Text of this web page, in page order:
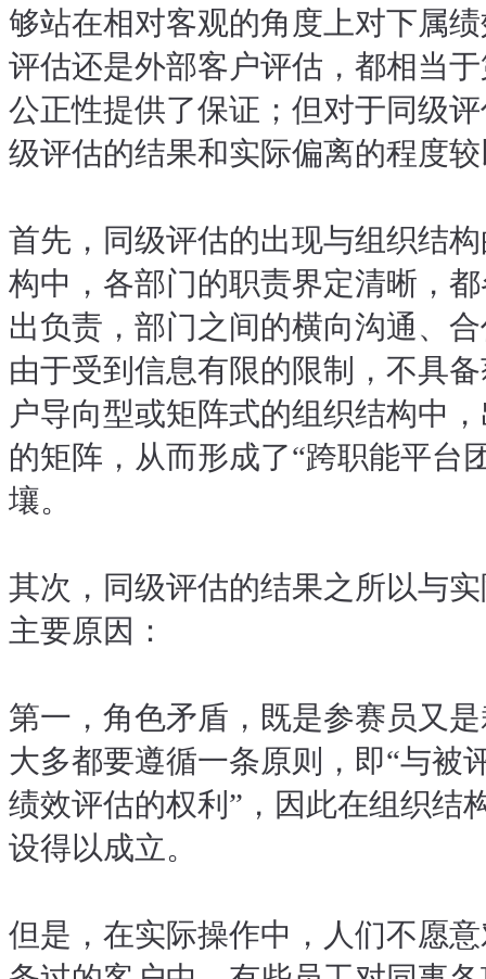
够站在相对客观的角度上对下属
评估还是外部客户评估，都相当
公正性提供了保证；但对于同级
级评估的结果和实际偏离的程度
首先，同级评估的出现与组织结
构中，各部门的职责界定清晰，
出负责，部门之间的横向沟通、
由于受到信息有限的限制，不具
户导向型或矩阵式的组织结构中
的矩阵，从而形成了“跨职能平台
壤。
其次，同级评估的结果之所以与
主要原因：
第一，角色矛盾，既是参赛员又
大多都要遵循一条原则，即“与被
绩效评估的权利”，因此在组织结
设得以成立。
但是，在实际操作中，人们不愿